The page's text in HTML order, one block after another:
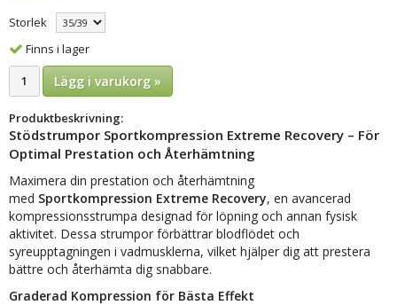
Storlek
Finns i lager
Lägg i varukorg »
Produktbeskrivning:
Stödstrumpor Sportkompression Extreme Recovery – För
Optimal Prestation och Återhämtning
Maximera din prestation och återhämtning
med Sportkompression Extreme Recovery, en avancerad
kompressionsstrumpa designad för löpning och annan fysisk
aktivitet. Dessa strumpor förbättrar blodflödet och
syreupptagningen i vadmusklerna, vilket hjälper dig att prestera
bättre och återhämta dig snabbare.
Graderad Kompression för Bästa Effekt